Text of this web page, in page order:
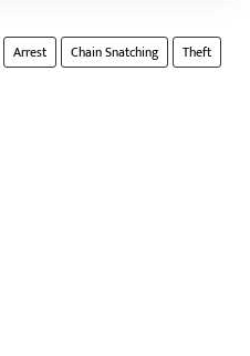
Arrest Chain Snatching Theft